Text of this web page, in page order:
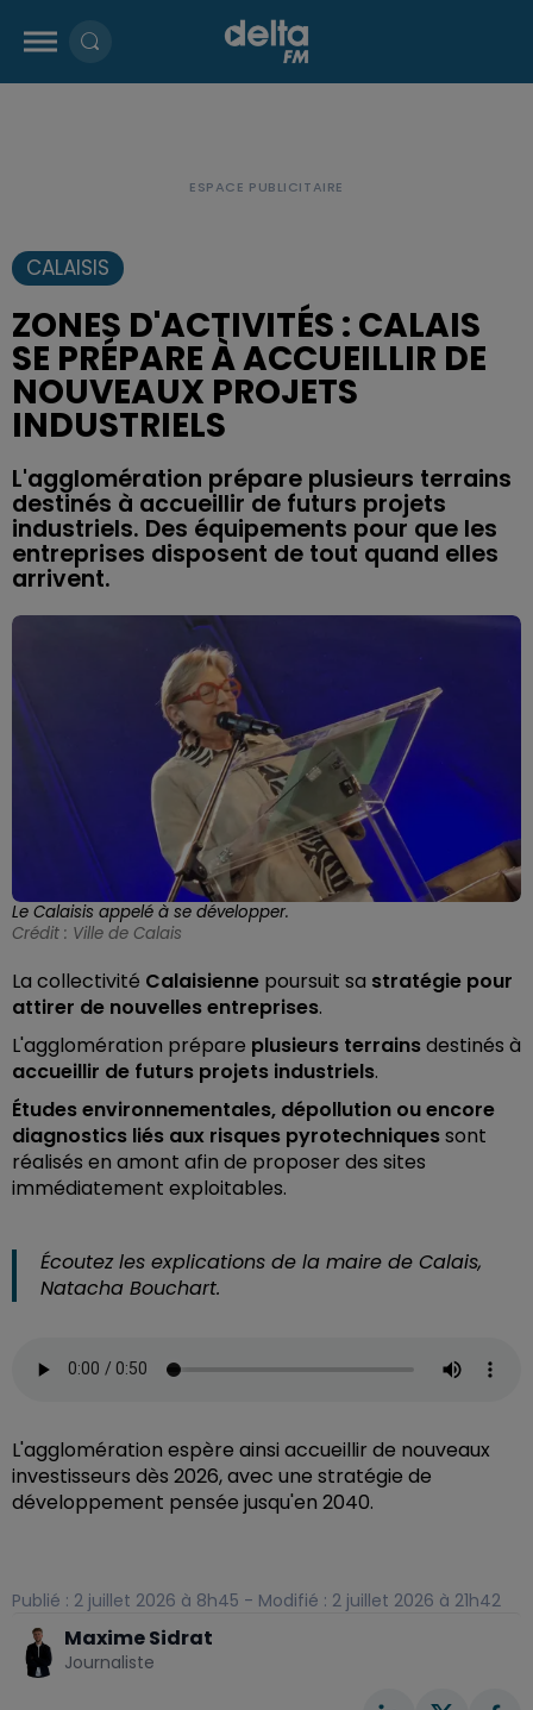
CALAISIS
ZONES D'ACTIVITÉS : CALAIS
SE PRÉPARE À ACCUEILLIR DE
NOUVEAUX PROJETS
INDUSTRIELS
L'agglomération prépare plusieurs terrains
destinés à accueillir de futurs projets
industriels. Des équipements pour que les
entreprises disposent de tout quand elles
arrivent.
Le Calaisis appelé à se développer.
Crédit : Ville de Calais
La collectivité Calaisienne poursuit sa stratégie pour
attirer de nouvelles entreprises.
L'agglomération prépare plusieurs terrainsdestinés à
accueillir de futurs projets industriels.
Études environnementales, dépollution ou encore
diagnostics liés aux risques pyrotechniquessont
réalisés en amont afin de proposer des sites
immédiatement exploitables.
Écoutez les explications de la maire de Calais,
Natacha Bouchart.
L'agglomération espère ainsi accueillir de nouveaux
investisseurs dès 2026, avec une stratégie de
développement pensée jusqu'en 2040.
Publié : 2 juillet 2026 à 8h45 - Modifié : 2 juillet 2026 à 21h42
Maxime Sidrat
Journaliste